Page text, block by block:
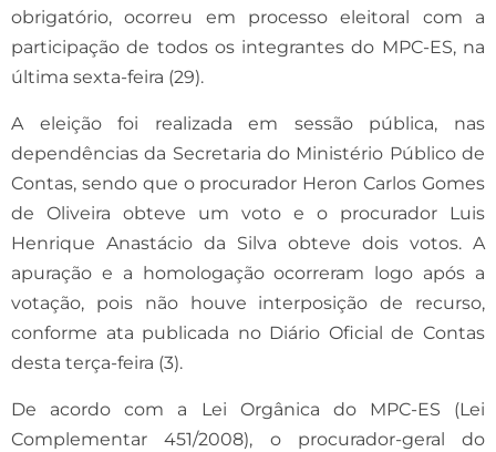
obrigatório, ocorreu em processo eleitoral com a
participação de todos os integrantes do MPC-ES, na
última sexta-feira (29).
A eleição foi realizada em sessão pública, nas
dependências da Secretaria do Ministério Público de
Contas, sendo que o procurador Heron Carlos Gomes
de Oliveira obteve um voto e o procurador Luis
Henrique Anastácio da Silva obteve dois votos. A
apuração e a homologação ocorreram logo após a
votação, pois não houve interposição de recurso,
conforme ata publicada no Diário Oficial de Contas
desta terça-feira (3).
De acordo com a Lei Orgânica do MPC-ES (Lei
Complementar 451/2008), o procurador-geral do